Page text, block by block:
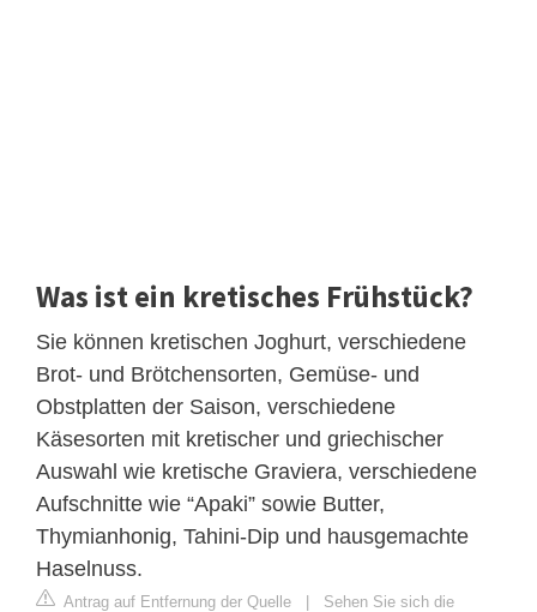
Was ist ein kretisches Frühstück?
Sie können kretischen Joghurt, verschiedene
Brot- und Brötchensorten, Gemüse- und
Obstplatten der Saison, verschiedene
Käsesorten mit kretischer und griechischer
Auswahl wie kretische Graviera, verschiedene
Aufschnitte wie “Apaki” sowie Butter,
Thymianhonig, Tahini-Dip und hausgemachte
Haselnuss.
Antrag auf Entfernung der Quelle | Sehen Sie sich die